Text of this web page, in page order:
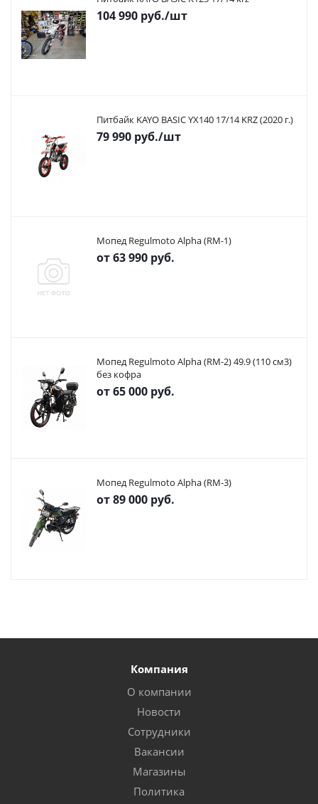
104 990 руб./шт
Питбайк KAYO BASIC YX140 17/14 KRZ (2020 г.)
79 990 руб./шт
Мопед Regulmoto Alpha (RM-1)
от63 990 руб.
Мопед Regulmoto Alpha (RM-2) 49.9 (110 см3)
без кофра
от65 000 руб.
Мопед Regulmoto Alpha (RM-3)
от89 000 руб.
Компания
О компании
Новости
Сотрудники
Вакансии
Магазины
Политика